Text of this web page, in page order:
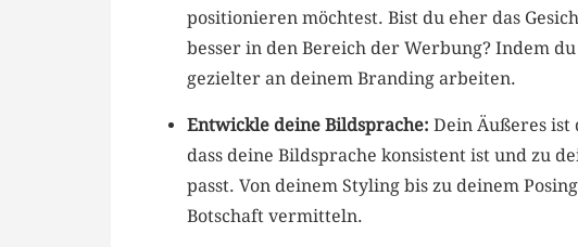
positionieren möchtest. ​Bist du eher ​das
besser in⁣ den Bereich der Werbung? Indem
gezielter an deinem ​Branding⁤ arbeiten.
Entwickle deine Bildsprache: ‍Dein Äußeres ist
dass⁤ deine Bildsprache konsistent ⁢ist‍ und​ zu
passt. ‍Von deinem​ Styling bis zu deinem
⁣Botschaft vermitteln.